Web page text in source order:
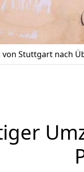
von Stuttgart nach